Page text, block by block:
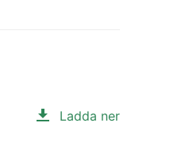
Ladda ner